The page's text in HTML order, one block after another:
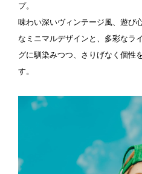
プ。
味わい深いヴィンテージ風、遊び
なミニマルデザインと、多彩なラ
グに馴染みつつ、さりげなく個性
す。